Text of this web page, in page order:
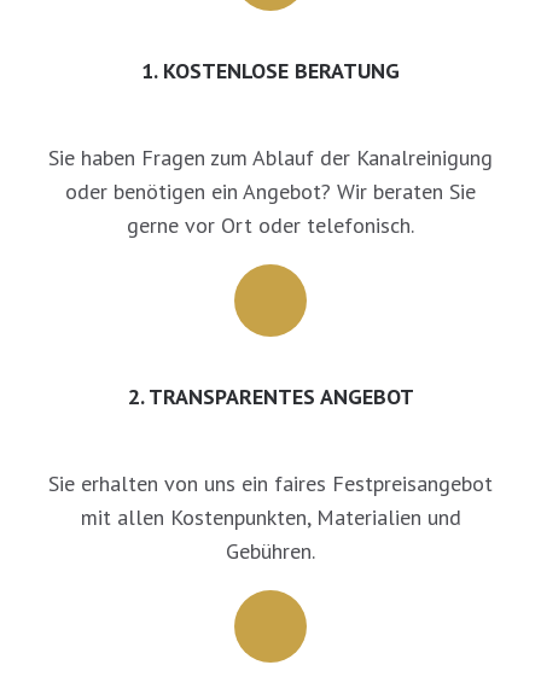
1. KOSTENLOSE BERATUNG
Sie haben Fragen zum Ablauf der Kanalreinigung
oder benötigen ein Angebot? Wir beraten Sie
gerne vor Ort oder telefonisch.
2. TRANSPARENTES ANGEBOT
Sie erhalten von uns ein faires Festpreisangebot
mit allen Kostenpunkten, Materialien und
Gebühren.